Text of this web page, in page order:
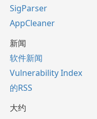
SigParser
AppCleaner
新闻
软件新闻
Vulnerability Index
的RSS
大约